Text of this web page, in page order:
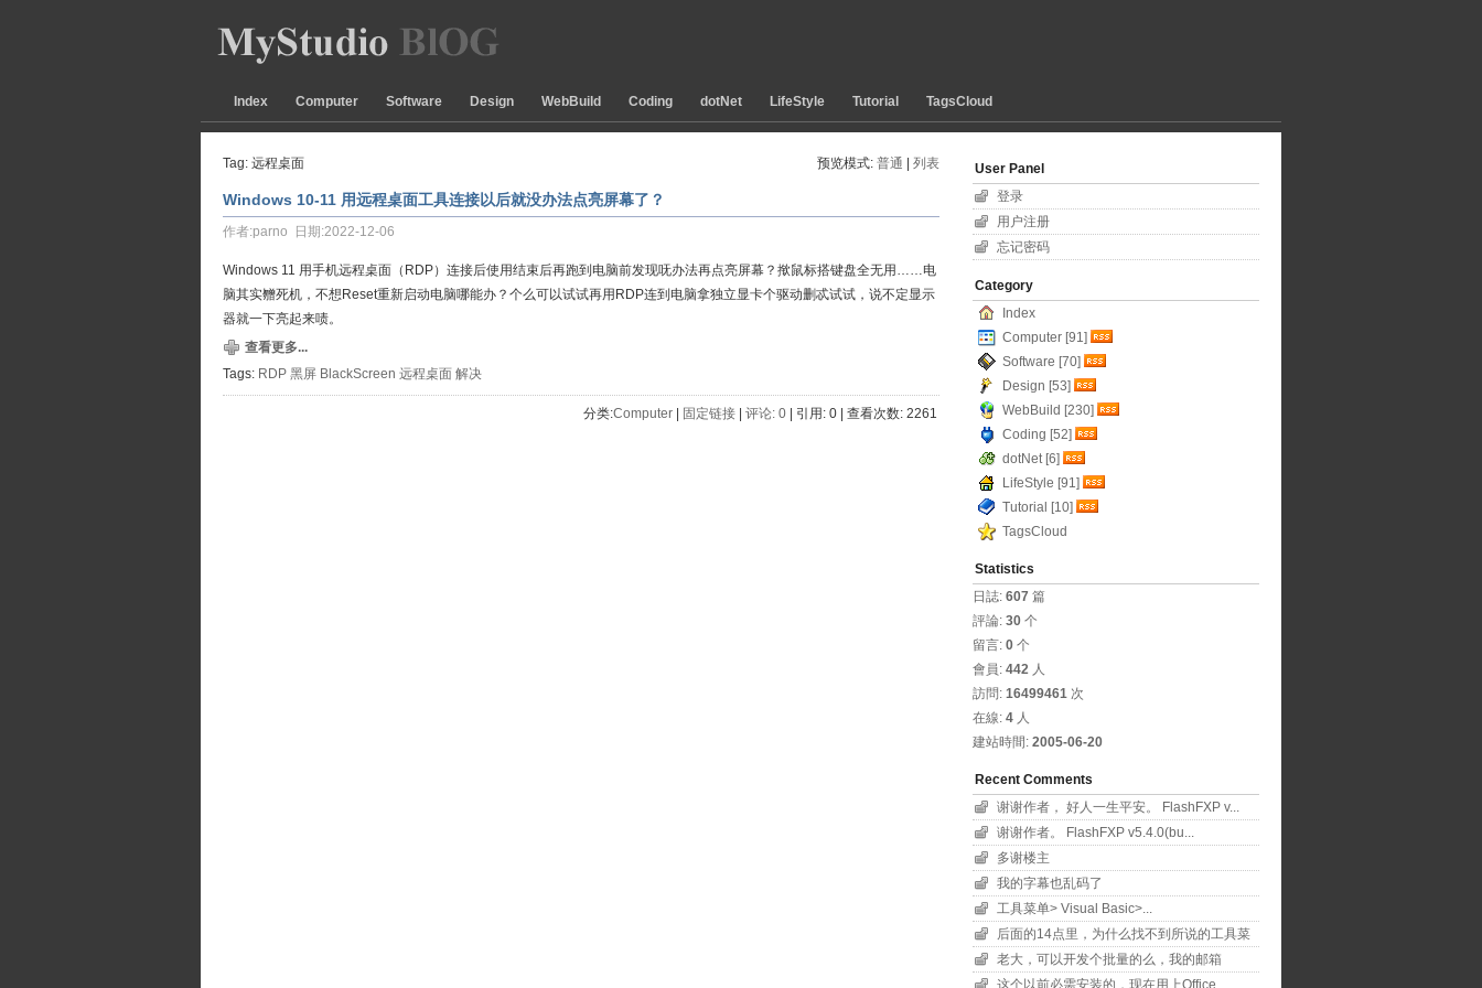
Index Computer Software Design WebBuild Coding dotNet LifeStyle Tutorial TagsCloud
Tag: 远程桌面 预览模式: 普通 列表
Windows 10-11 用远程桌面工具连接以后就没办法点亮屏幕了？
作者:parno 日期:2022-12-06
Windows 11 用手机远程桌面（RDP）连接后使用结束后再跑到电脑前发现呒办法再点亮屏幕？揿鼠标搭键盘全无用……电
脑其实㬟死机，不想Reset重新启动电脑哪能办？个么可以试试再用RDP连到电脑拿独立显卡个驱动删忒试试，说不定显示
器就一下亮起来啧。
查看更多...
Tags: RDP 黑屏 BlackScreen 远程桌面 解决
分类:Computer 固定链接 评论: 0 | 引用: 0 | 查看次数: 2261
User Panel
登录
用户注册
忘记密码
Category
Index
Computer [91]
Software [70]
Design [53]
WebBuild [230]
Coding [52]
dotNet [6]
LifeStyle [91]
Tutorial [10]
TagsCloud
Statistics
日誌: 607 篇
評論: 30 个
留言: 0 个
會員: 442 人
訪問: 16499461 次
在線: 4 人
建站時間: 2005-06-20
Recent Comments
谢谢作者， 好人一生平安。 FlashFXP v...
谢谢作者。 FlashFXP v5.4.0(bu...
多谢楼主
我的字幕也乱码了
工具菜单> Visual Basic>...
后面的14点里，为什么找不到所说的工具菜
单项？！
老大，可以开发个批量的么，我的邮箱
11626801...
这个以前必需安装的，现在用上Office